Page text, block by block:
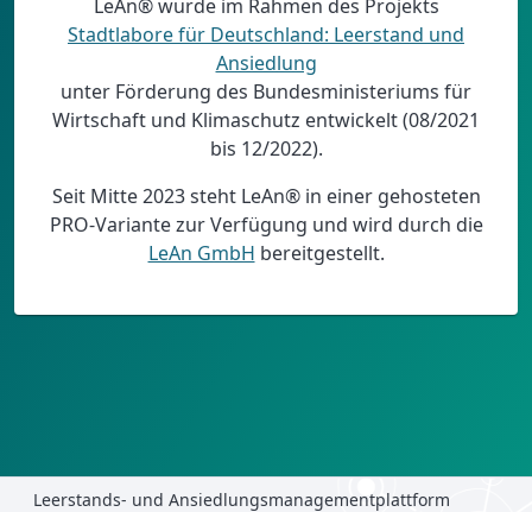
LeAn® wurde im Rahmen des Projekts
Stadtlabore für Deutschland: Leerstand und
Ansiedlung
unter Förderung des Bundesministeriums für
Wirtschaft und Klimaschutz entwickelt (08/2021
bis 12/2022).
Seit Mitte 2023 steht LeAn® in einer gehosteten
PRO-Variante zur Verfügung und wird durch die
LeAn GmbH bereitgestellt.
Leerstands- und Ansiedlungsmanagementplattform